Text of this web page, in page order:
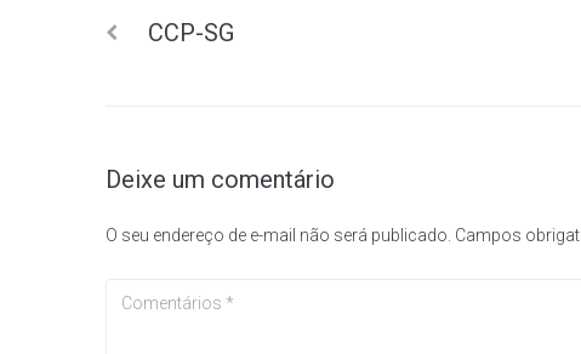
Navegação
CCP-SG
Deixe um comentário
O seu endereço de e-mail não será publicado. Campos